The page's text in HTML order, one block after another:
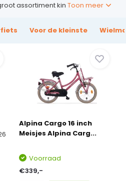
assortiment kinToon meer
Voor de kleinste
Alpina Cargo 16 inch
Meisjes Alpina Carg...
Voorraad
€339,-